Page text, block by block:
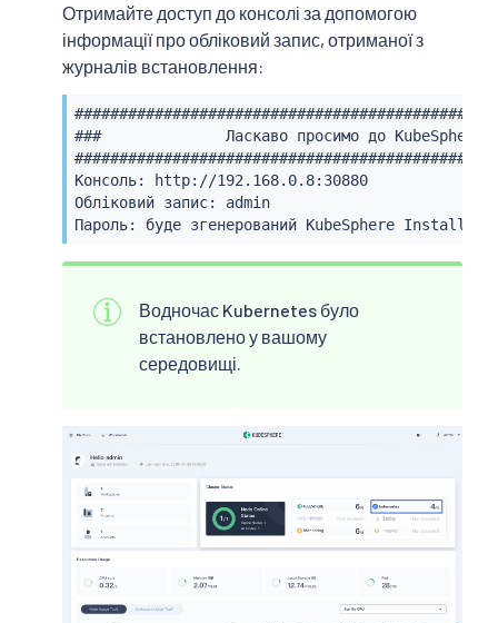
Отримайте доступ до консолі за допомогою
інформації про обліковий запис, отриманої з
журналів встановлення:
###              Ласкаво просимо до
Консоль: http://192.168.0.8:30880
Обліковий запис: admin
Пароль: буде згенерований KubeSphere Installer
Водночас Kubernetes було
встановлено у вашому
середовищі.